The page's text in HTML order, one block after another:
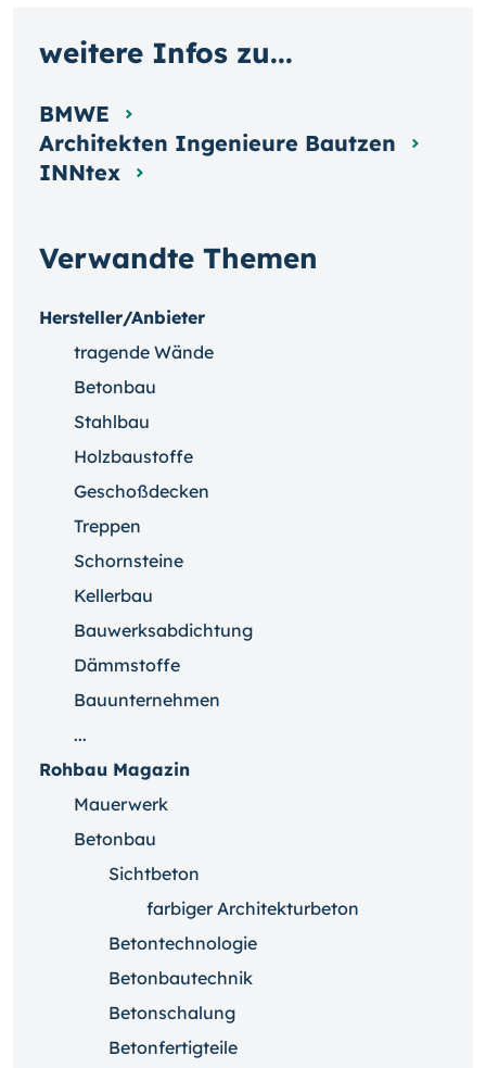
Verwandte Themen
Hersteller/Anbieter
tragende Wände
Betonbau
Stahlbau
Holzbaustoffe
Geschoßdecken
Treppen
Schornsteine
Kellerbau
Bauwerksabdichtung
Dämmstoffe
Bauunternehmen
...
Rohbau Magazin
Mauerwerk
Betonbau
Sichtbeton
farbiger Architekturbeton
Betontechnologie
Betonbautechnik
Betonschalung
Betonfertigteile
weitere Infos zu...
BMWE
Architekten Ingenieure Bautzen
INNtex